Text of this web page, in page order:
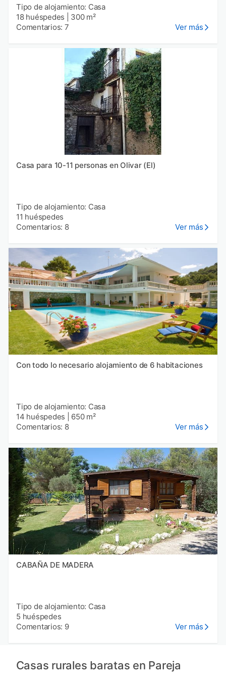
Tipo de alojamiento: Casa
18 huéspedes
300 m²
Comentarios: 7
Ver más
Casa para 10-11 personas en Olivar (El)
Tipo de alojamiento: Casa
11 huéspedes
Comentarios: 8
Ver más
Con todo lo necesario alojamiento de 6 habitaciones
Tipo de alojamiento: Casa
14 huéspedes
650 m²
Comentarios: 8
Ver más
CABAÑA DE MADERA
Tipo de alojamiento: Casa
5 huéspedes
Comentarios: 9
Ver más
Casas rurales baratas en Pareja